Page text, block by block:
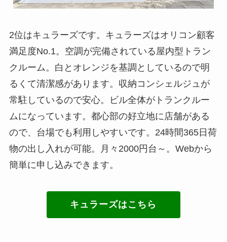
2位はキュラーズです。キュラーズはオリコン顧客
満足度No.1。空調が完備されている屋内型トラン
クルーム。白とオレンジを基調としているので明
るくて清潔感があります。収納コンシェルジュが
常駐しているので安心。ビル全体がトランクルー
ムになっています。都心部の好立地に店舗がある
ので、台場でも利用しやすいです。24時間365日荷
物の出し入れが可能。月々2000円台～。Webから
簡単に申し込みできます。
キュラーズはこちら